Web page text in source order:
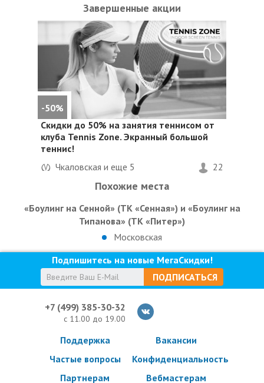
Завершенные акции
-50%
Скидки до 50% на занятия теннисом от
клуба Tennis Zone. Экранный большой
теннис!
Чкаловская и еще 5 22
Похожие места
«Боулинг на Сенной» (ТК «Сенная») и «Боулинг на
Типанова» (ТК «Питер»)
Московская
Подпишитесь на новые МегаСкидки!
ПОДПИСАТЬСЯ
+7 (499) 385-30-32
с 11.00 до 19.00
Поддержка
Частые вопросы
Партнерам
Вакансии
Конфиденциальность
Вебмастерам